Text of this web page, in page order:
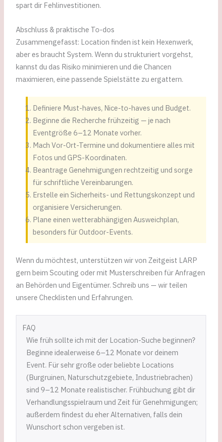
spart dir Fehlinvestitionen.
Abschluss & praktische To-dos
Zusammengefasst: Location finden ist kein Hexenwerk,
aber es braucht System. Wenn du strukturiert vorgehst,
kannst du das Risiko minimieren und die Chancen
maximieren, eine passende Spielstätte zu ergattern.
Definiere Must-haves, Nice-to-haves und Budget.
Beginne die Recherche frühzeitig — je nach
Eventgröße 6–12 Monate vorher.
Mach Vor-Ort-Termine und dokumentiere alles mit
Fotos und GPS-Koordinaten.
Beantrage Genehmigungen rechtzeitig und sorge
für schriftliche Vereinbarungen.
Erstelle ein Sicherheits- und Rettungskonzept und
organisiere Versicherungen.
Plane einen wetterabhängigen Ausweichplan,
besonders für Outdoor-Events.
Wenn du möchtest, unterstützen wir von Zeitgeist LARP
gern beim Scouting oder mit Musterschreiben für Anfragen
an Behörden und Eigentümer. Schreib uns — wir teilen
unsere Checklisten und Erfahrungen.
FAQ
Wie früh sollte ich mit der Location-Suche beginnen?
Beginne idealerweise 6–12 Monate vor deinem
Event. Für sehr große oder beliebte Locations
(Burgruinen, Naturschutzgebiete, Industriebrachen)
sind 9–12 Monate realistischer. Frühbuchung gibt dir
Verhandlungsspielraum und Zeit für Genehmigungen;
außerdem findest du eher Alternativen, falls dein
Wunschort schon vergeben ist.